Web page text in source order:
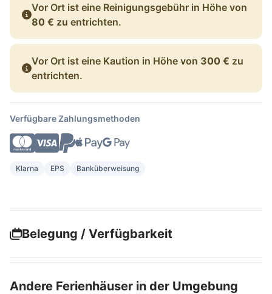
Vor Ort ist eine Reinigungsgebühr in Höhe von
80 € zu entrichten.
Vor Ort ist eine Kaution in Höhe von 300 € zu
entrichten.
Verfügbare Zahlungsmethoden
Klarna EPS Banküberweisung
Belegung / Verfügbarkeit
Andere Ferienhäuser in der Umgebung